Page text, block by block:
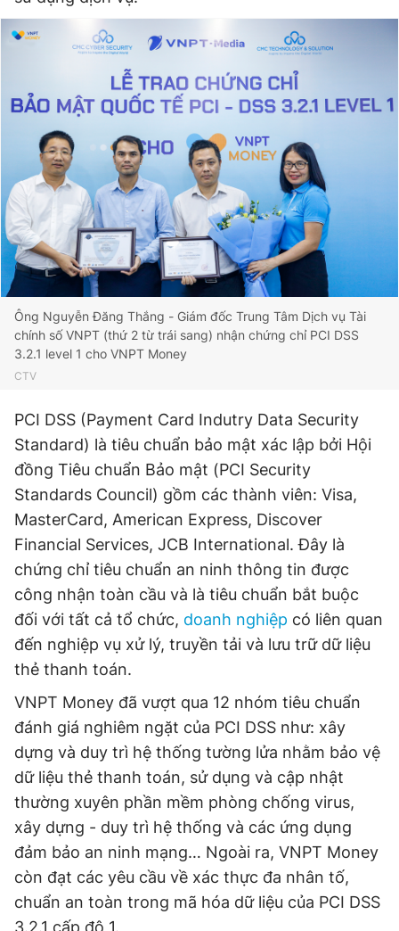
Theo dõi báo trên
0908 780 404
Đặt báo
Tổng biên tập: Nguyễn Ngọc Toàn
Phó tổng biên tập thường trực: Hải Thành
Phó tổng biên tập: Lâm Hiếu Dũng
Phó tổng biên tập: Trần Việt Hưng
Tổng thư ký tòa soạn: Đức Trung
Giấy phép xuất bản số 110/GP - BTTTT cấp ngày 24.3.2020
© 2003-2026 Bản quyền thuộc về Báo Thanh Niên. Cấm sao
chép dưới mọi hình thức nếu không có sự chấp thuận bằng văn
Ông Nguyễn Đăng Thắng - Giám đốc Trung Tâm Dịch vụ Tài
chính số VNPT (thứ 2 từ trái sang) nhận chứng chỉ PCI DSS
3.2.1 level 1 cho VNPT Money
CTV
PCI DSS (Payment Card Indutry Data Security
Standard) là tiêu chuẩn bảo mật xác lập bởi Hội
đồng Tiêu chuẩn Bảo mật (PCI Security
Standards Council) gồm các thành viên: Visa,
MasterCard, American Express, Discover
Financial Services, JCB International. Đây là
chứng chỉ tiêu chuẩn an ninh thông tin được
công nhận toàn cầu và là tiêu chuẩn bắt buộc
đối với tất cả tổ chức, doanh nghiệp có liên quan
đến nghiệp vụ xử lý, truyền tải và lưu trữ dữ liệu
thẻ thanh toán.
VNPT Money đã vượt qua 12 nhóm tiêu chuẩn
đánh giá nghiêm ngặt của PCI DSS như: xây
dựng và duy trì hệ thống tường lửa nhằm bảo vệ
dữ liệu thẻ thanh toán, sử dụng và cập nhật
thường xuyên phần mềm phòng chống virus,
xây dựng - duy trì hệ thống và các ứng dụng
đảm bảo an ninh mạng… Ngoài ra, VNPT Money
còn đạt các yêu cầu về xác thực đa nhân tố,
chuẩn an toàn trong mã hóa dữ liệu của PCI DSS
3.2.1 cấp độ 1.